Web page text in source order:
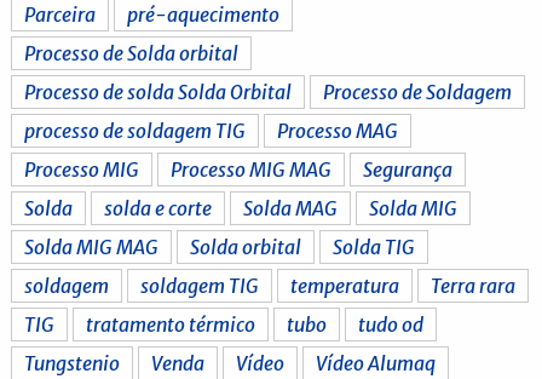
Parceira
pré-aquecimento
Processo de Solda orbital
Processo de solda Solda Orbital
Processo de Soldagem
processo de soldagem TIG
Processo MAG
Processo MIG
Processo MIG MAG
Segurança
Solda
solda e corte Solda MAG
Solda MIG
Solda MIG MAG
Solda orbital
Solda TIG
soldagem
soldagem TIG temperatura
Terra rara
TIG
tratamento térmico tubo
tudo od
Tungstenio
Venda Vídeo
Vídeo Alumaq